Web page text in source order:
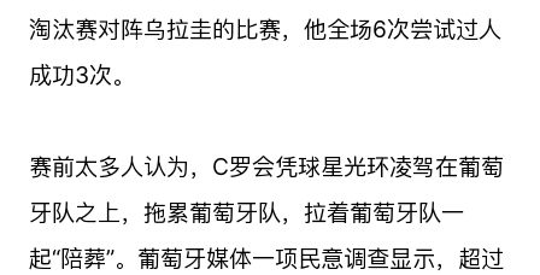
淘汰赛对阵乌拉圭的比赛，他全场6次尝试过人
成功3次。
赛前太多人认为，C罗会凭球星光环凌驾在葡萄
牙队之上，拖累葡萄牙队，拉着葡萄牙队一
起“陪葬”。葡萄牙媒体一项民意调查显示，超过